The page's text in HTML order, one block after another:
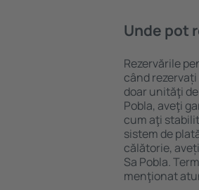
Unde pot
Rezervările
când
doar unităţi
Pobla, aveţi
cum aţi
sistem de
călătorie,
Sa Pobla.
menţionat